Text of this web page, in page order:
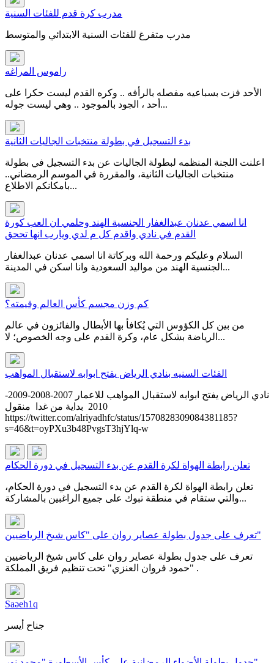
مدرب كرة قدم للفئات السنية
راموس المراغه
الأحد فزت بسباعيه مفصله بالرأفه .. وكره القدم ليست حكرا على
أحد ، الجود بالموجود .. وهي ليست جوله...
بدء التسجيل في بطولة منتخبات الجاليات الثانية
اعلنت اللجنة المنظمه لبطولة الجاليات عن بدء التسجيل في بطولة
منتخبات الجاليات الثانية، والمقررة في الموسم الرمضاني..
بامكانكم الاطلاع...
انا اسمي عدنان عبدالغفار الجنسية الهند وحلمي ان العب كورة
القدم في نادي واقدم كل م لدي ويارب انها تححق
السلام وعليكم ورحمة الله وبركاتة انا اسمي عدنان عبدالغفار
الجنسية الهند من مواليد السعودية وانا اسكن في المدينة...
كم وزن مجسم كأس العالم وقيمته؟
من بين كل الكؤوس التي يُكافأ بها الأبطال والفائزون في عالم
الرياضة بشكل عام، وكرة القدم على وجه الخصوص؛ لا...
الفئات السنيه بنادي الرياض يفتح ابوابه لاستقبال المواهب
نادي الرياض يفتح ابوابه لاستقبال المواهب للاعمار 2007-2008-2009-
2010 بداية من غدا منقول
https://twitter.com/alriyadhfc/status/1570828309084381185?
s=46&t=oyPXu3b48PvgsT3hjYlq-w
تعلن رابطة الهواة لكرة القدم عن بدء التسجيل في دورة الحكام
تعلن رابطة الهواة لكرة القدم عن بدء التسجيل في دورة الحكام،
والتي ستقام في منطقة تبوك على جميع الراغبين بالمشاركة...
تعرف على جدول بطولة عصاير روان على "كاس شيخ الرياضيين"
تعرف على جدول بطولة عصاير روان على كاس شيخ الرياضيين
"حمود فروان العنزي" تحت تنظيم فريق المملكة .
Saəeh1q
جناح أيسر